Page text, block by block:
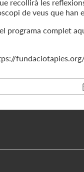
recollirà les
de veus que han
programa complet